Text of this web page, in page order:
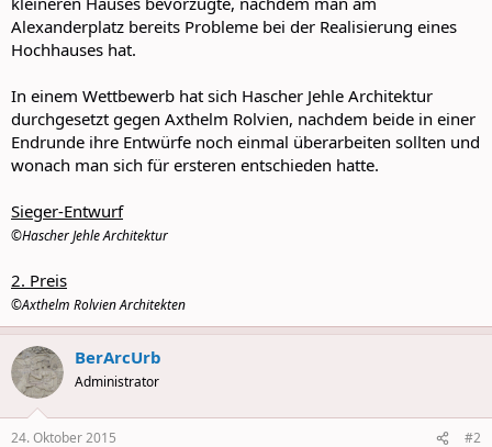
Alexanderplatz bereits Probleme bei der Realisierung eines
Hochhauses hat.
In einem Wettbewerb hat sich Hascher Jehle Architektur
durchgesetzt gegen Axthelm Rolvien, nachdem beide in einer
Endrunde ihre Entwürfe noch einmal überarbeiten sollten und
wonach man sich für ersteren entschieden hatte.
Sieger-Entwurf
©Hascher Jehle Architektur
2. Preis
©Axthelm Rolvien Architekten
BerArcUrb
Administrator
24. Oktober 2015 #2